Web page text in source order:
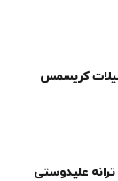
کریسمس
ترانه علیدوستی